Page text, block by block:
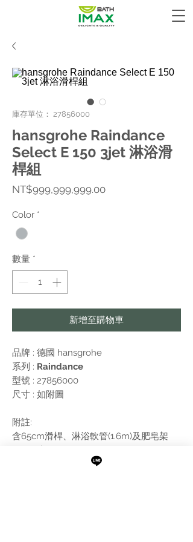
庫存單位： 27856000
hansgrohe Raindance
Select E 150 3jet 淋浴滑
桿組
NT$999,999,999.00價
Color *
數量 *
新增至購物車
品牌 : 德國 hansgrohe
系列 : Raindance
型號 : 27856000
尺寸 : 如附圖
附註:
含65cm滑桿、淋浴軟管(1.6m)及肥皂架